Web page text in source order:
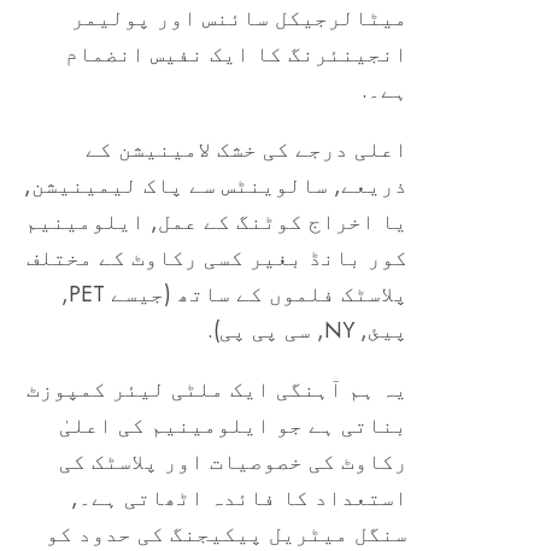
میٹالرجیکل سائنس اور پولیمر
انجینئرنگ کا ایک نفیس انضمام
ہے۔.
اعلی درجے کی خشک لامینیشن کے
ذریعے, سالوینٹس سے پاک لیمینیشن,
یا اخراج کوٹنگ کے عمل, ایلومینیم
کور بانڈ بغیر کسی رکاوٹ کے مختلف
پلاسٹک فلموں کے ساتھ (جیسے PET,
پیئ, NY, سی پی پی).
یہ ہم آہنگی ایک ملٹی لیئر کمپوزٹ
بناتی ہے جو ایلومینیم کی اعلیٰ
رکاوٹ کی خصوصیات اور پلاسٹک کی
استعداد کا فائدہ اٹھاتی ہے۔,
سنگل میٹریل پیکیجنگ کی حدود کو